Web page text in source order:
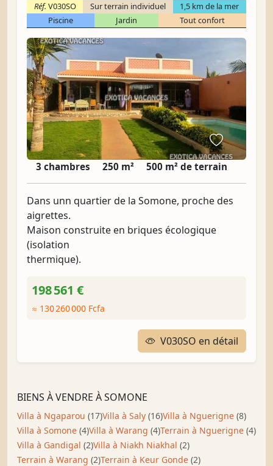
Réf. V030SO Sur terrain individuel
1,5 km de la mer
Piscine
Jardin Tout confort
3 chambres 250 m² 500 m² de terrain
Dans unn quartier de la Somone, proche des
aigrettes.
Maison construite en briques écologique
(isolation
thermique).
198 561 €
≈ 130 260 000 Fcfa
V030SO en détail
BIENS À VENDRE À SOMONE
Villa à Ngaparou (17)Villa à Saly (16)Villa à Nguerigne (8)
Villa à Somone (4)Villa à Warang (4)Terrain à Nguerigne (4)
Villa à Gandigal (2)Villa à Niakh Niakhal (2)
Terrain à Warang (2)Terrain à Keur Gonde (2)